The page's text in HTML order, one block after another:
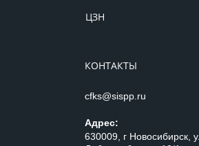
ЦЗН
КОНТАКТЫ
cfks@sispp.ru
Адрес:
630009, г Новосибирск,